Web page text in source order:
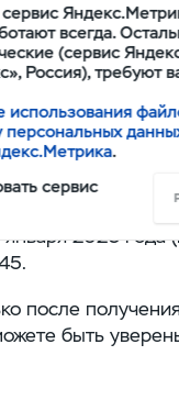
сообществе
«Автоцентр
2026 года
после
быть
всегда.
(сервис
Россия), требуют
использования
персональных
.
сервис